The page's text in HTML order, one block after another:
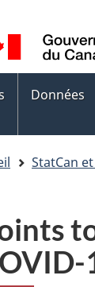
Données
StatCan